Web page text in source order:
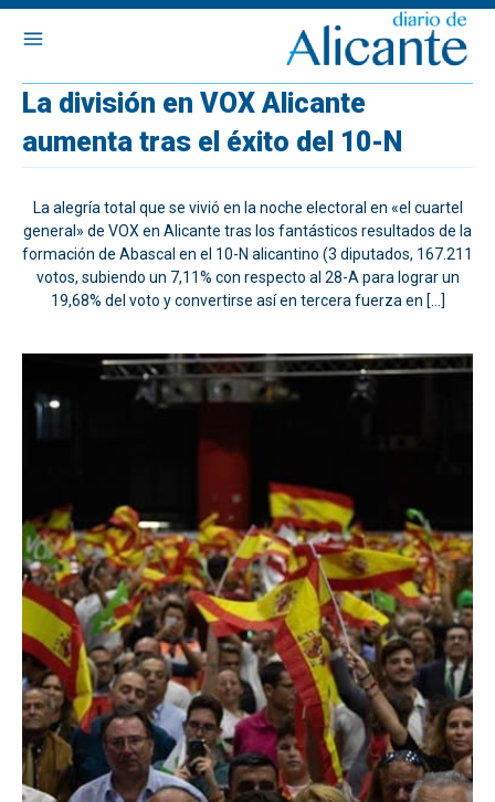
La división en VOX Alicante
aumenta tras el éxito del 10-N
La alegría total que se vivió en la noche electoral en «el cuartel
general» de VOX en Alicante tras los fantásticos resultados de la
formación de Abascal en el 10-N alicantino (3 diputados, 167.211
votos, subiendo un 7,11% con respecto al 28-A para lograr un
19,68% del voto y convertirse así en tercera fuerza en […]